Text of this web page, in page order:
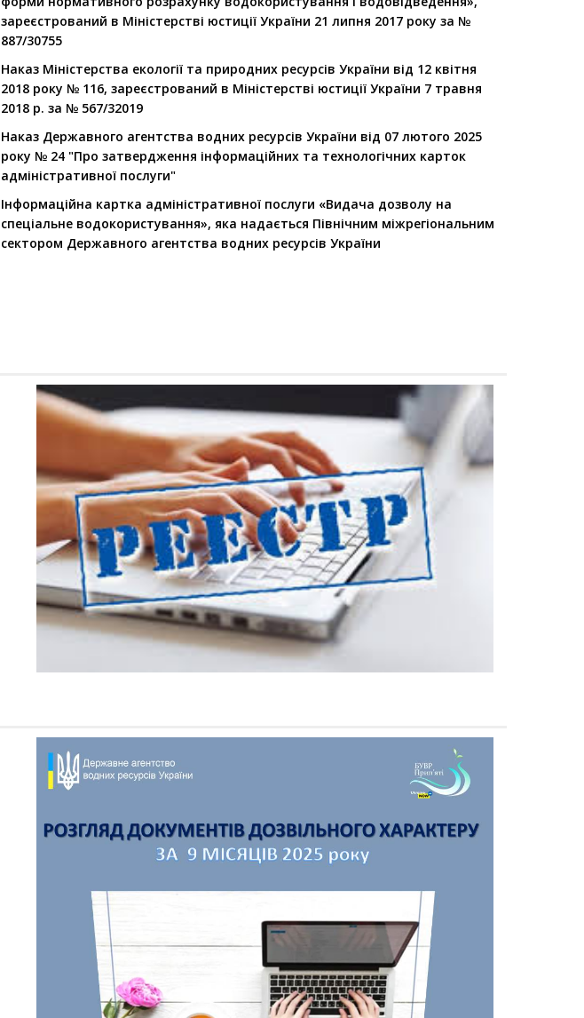
зареєстрований в Міністерстві юстиції України 21 липня 2017 року за №
887/30755
Наказ Міністерства екології та природних ресурсів України від 12 квітня
2018 року № 116, зареєстрований в Міністерстві юстиції України 7 травня
2018 р. за № 567/32019
Наказ Державного агентства водних ресурсів України від 07 лютого 2025
року № 24 "Про затвердження інформаційних та технологічних карток
адміністративної послуги"
Інформаційна картка адміністративної послуги «Видача дозволу на
спеціальне водокористування», яка надається Північним міжрегіональним
сектором Державного агентства водних ресурсів України